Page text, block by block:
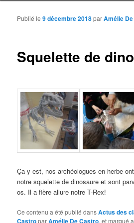
Squelette de
Publié le9 décembre 2018parAmélie
Ça y est, nos archéologues en herbe
notre squelette de dinosaure et sont
os. Il a fière allure notre T-Rex!
Ce contenu a été publié dansActus des
CastroparAmélie De Castro, et marqué